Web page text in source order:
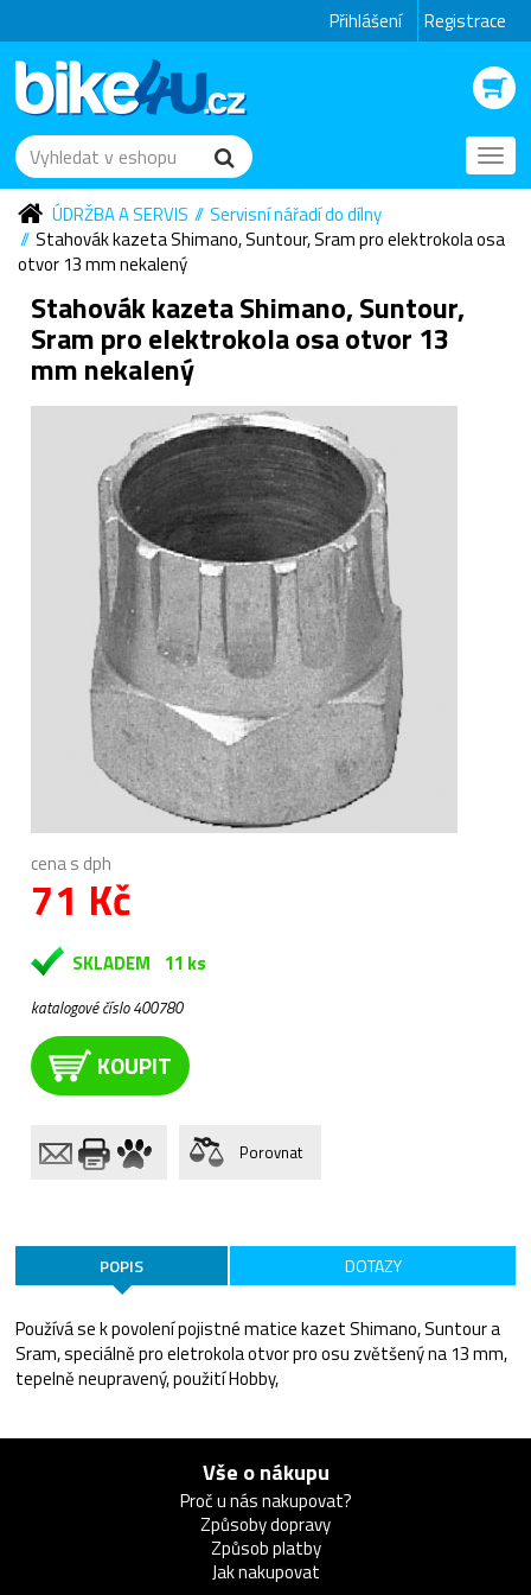
Přihlášení Registrace
ÚDRŽBA A SERVIS
Servisní nářadí do dílny
Stahovák kazeta Shimano, Suntour, Sram pro elektrokola osa
otvor 13 mm nekalený
Stahovák kazeta Shimano, Suntour,
Sram pro elektrokola osa otvor 13
mm nekalený
cena s dph
71 Kč
SKLADEM 11 ks
katalogové číslo 400780
KOUPIT
Porovnat
POPIS DOTAZY
Používá se k povolení pojistné matice kazet Shimano, Suntour a
Sram, speciálně pro eletrokola otvor pro osu zvětšený na 13 mm,
tepelně neupravený, použití Hobby,
Vše o nákupu
Proč u nás nakupovat?
Způsoby dopravy
Způsob platby
Jak nakupovat